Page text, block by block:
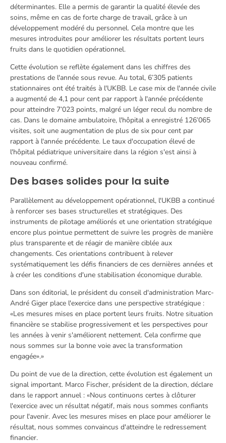
déterminantes. Elle a permis de garantir la qualité élevée des
soins, même en cas de forte charge de travail, grâce à un
développement modéré du personnel. Cela montre que les
mesures introduites pour améliorer les résultats portent leurs
fruits dans le quotidien opérationnel.
Cette évolution se reflète également dans les chiffres des
prestations de l'année sous revue. Au total, 6’305 patients
stationnaires ont été traités à l'UKBB. Le case mix de l'année civile
a augmenté de 4,1 pour cent par rapport à l'année précédente
pour atteindre 7’023 points, malgré un léger recul du nombre de
cas. Dans le domaine ambulatoire, l'hôpital a enregistré 126’065
visites, soit une augmentation de plus de six pour cent par
rapport à l'année précédente. Le taux d'occupation élevé de
l'hôpital pédiatrique universitaire dans la région s'est ainsi à
nouveau confirmé.
Des bases solides pour la suite
Parallèlement au développement opérationnel, l'UKBB a continué
à renforcer ses bases structurelles et stratégiques. Des
instruments de pilotage améliorés et une orientation stratégique
encore plus pointue permettent de suivre les progrès de manière
plus transparente et de réagir de manière ciblée aux
changements. Ces orientations contribuent à relever
systématiquement les défis financiers de ces dernières années et
à créer les conditions d'une stabilisation économique durable.
Dans son éditorial, le président du conseil d'administration Marc-
André Giger place l'exercice dans une perspective stratégique :
«Les mesures mises en place portent leurs fruits. Notre situation
financière se stabilise progressivement et les perspectives pour
les années à venir s'améliorent nettement. Cela confirme que
nous sommes sur la bonne voie avec la transformation
engagée».»
Du point de vue de la direction, cette évolution est également un
signal important. Marco Fischer, président de la direction, déclare
dans le rapport annuel : «Nous continuons certes à clôturer
l'exercice avec un résultat négatif, mais nous sommes confiants
pour l'avenir. Avec les mesures mises en place pour améliorer le
résultat, nous sommes convaincus d'atteindre le redressement
financier.